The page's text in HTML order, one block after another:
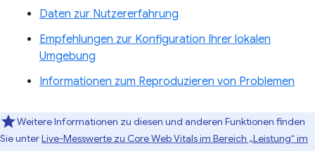
Daten zur Nutzererfahrung
Empfehlungen zur Konfiguration Ihrer lokalen
Umgebung
Informationen zum Reproduzieren von Problemen
Weitere Informationen zu diesen und anderen Funktionen finden
Sie unterLive-Messwerte zu Core Web Vitals im Bereich „Leistung“ im